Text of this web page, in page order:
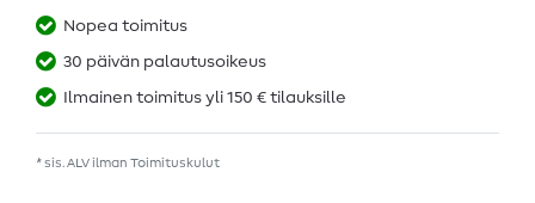
Nopea toimitus
30 päivän palautusoikeus
Ilmainen toimitus yli 150 € tilauksille
* sis. ALV ilman Toimituskulut